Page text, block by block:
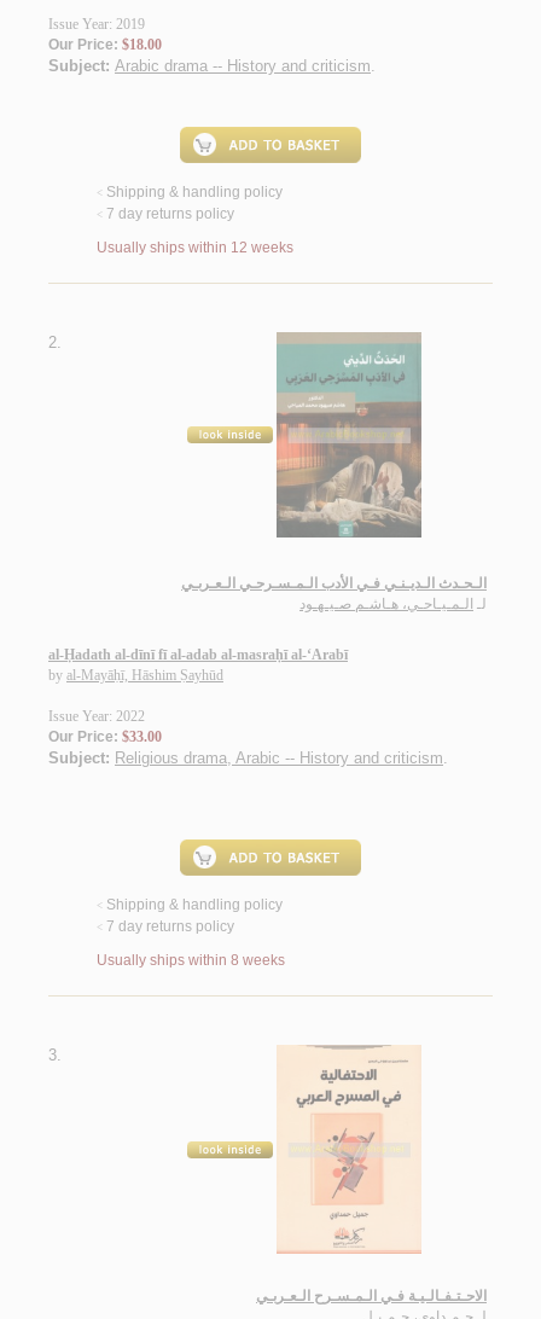
Issue Year: 2019
Our Price: $18.00
Subject: Arabic drama -- History and criticism.
< Shipping & handling policy
< 7 day returns policy
Usually ships within 12 weeks
2.
الـحـدث الـديـنـي فـي الأدب الـمـسـرحـي الـعـربـي
لـ الـمـيـاحـي، هـاشـم صـيـهـود
al-Ḥadath al-dīnī fī al-adab al-masraḥī al-‘Arabī
by al-Mayāḥī, Hāshim Ṣayhūd
Issue Year: 2022
Our Price: $33.00
Subject: Religious drama, Arabic -- History and criticism.
< Shipping & handling policy
< 7 day returns policy
Usually ships within 8 weeks
3.
الاحـتـفـالـيـة فـي الـمـسـرح الـعـربـي